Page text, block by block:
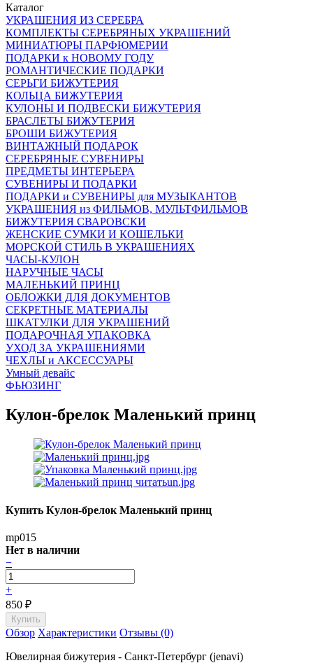
Каталог
УКРАШЕНИЯ ИЗ СЕРЕБРА
КОМПЛЕКТЫ СЕРЕБРЯНЫХ УКРАШЕНИЙ
МИНИАТЮРЫ ПАРФЮМЕРИИ
ПОДАРКИ к НОВОМУ ГОДУ
РОМАНТИЧЕСКИЕ ПОДАРКИ
СЕРЬГИ БИЖУТЕРИЯ
КОЛЬЦА БИЖУТЕРИЯ
КУЛОНЫ И ПОДВЕСКИ БИЖУТЕРИЯ
БРАСЛЕТЫ БИЖУТЕРИЯ
БРОШИ БИЖУТЕРИЯ
ВИНТАЖНЫЙ ПОДАРОК
СЕРЕБРЯНЫЕ СУВЕНИРЫ
ПРЕДМЕТЫ ИНТЕРЬЕРА
СУВЕНИРЫ И ПОДАРКИ
ПОДАРКИ и СУВЕНИРЫ для МУЗЫКАНТОВ
УКРАШЕНИЯ из ФИЛЬМОВ, МУЛЬТФИЛЬМОВ
БИЖУТЕРИЯ СВАРОВСКИ
ЖЕНСКИЕ СУМКИ И КОШЕЛЬКИ
МОРСКОЙ СТИЛЬ В УКРАШЕНИЯХ
ЧАСЫ-КУЛОН
НАРУЧНЫЕ ЧАСЫ
МАЛЕНЬКИЙ ПРИНЦ
ОБЛОЖКИ ДЛЯ ДОКУМЕНТОВ
СЕКРЕТНЫЕ МАТЕРИАЛЫ
ШКАТУЛКИ ДЛЯ УКРАШЕНИЙ
ПОДАРОЧНАЯ УПАКОВКА
УХОД ЗА УКРАШЕНИЯМИ
ЧEХЛЫ и АКСЕССУАРЫ
Умный девайс
ФЬЮЗИНГ
Кулон-брелок Маленький принц
Купить Кулон-брелок Маленький принц
mp015
Нет в наличии
−
+
850 ₽
Обзор Характеристики Отзывы (0)
Ювелирная бижутерия - Санкт-Петербург (jenavi)